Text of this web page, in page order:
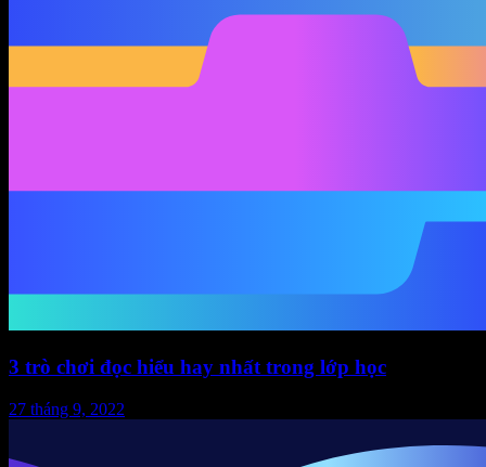
3 trò chơi đọc hiểu hay nhất trong lớp học
27 tháng 9, 2022